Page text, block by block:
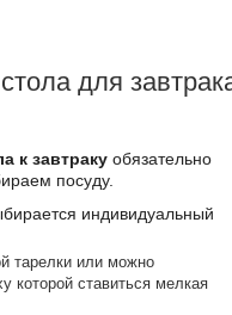
для
к завтраку обязательно
посуду.
индивидуальный
тарелки или можно
которой ставиться мелкая